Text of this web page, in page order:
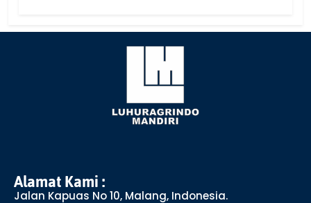
Alamat Kami :
Jalan Kapuas No 10, Malang, Indonesia.